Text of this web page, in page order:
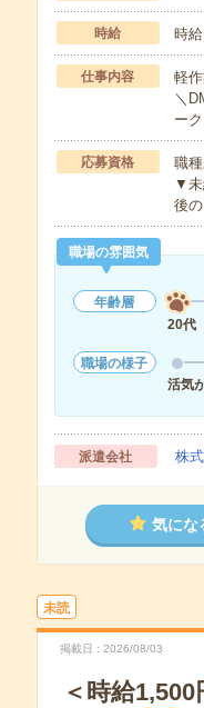
時給 時
仕事内容
軽
＼
ー
応募資格
職
▼未
後
職場の雰囲気
年齢層
20代
職場の様子
活気
派遣会社 株
気にな
未読
掲載日 2026/08/03
＜時給